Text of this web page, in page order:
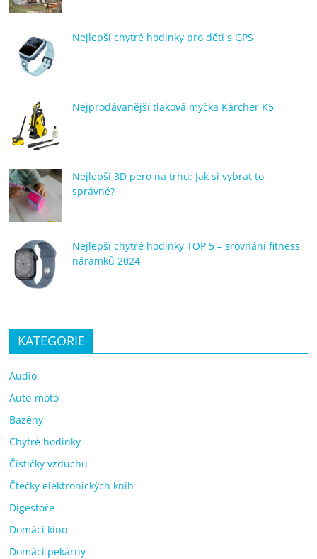
Nejlepší chytré hodinky pro děti s GPS
Nejprodávanější tlaková myčka Kärcher K5
Nejlepší 3D pero na trhu: Jak si vybrat to
správné?
Nejlepší chytré hodinky TOP 5 – srovnání fitness
náramků 2024
KATEGORIE
Audio
Auto-moto
Bazény
Chytré hodinky
Čističky vzduchu
Čtečky elektronických knih
Digestoře
Domácí kino
Domácí pekárny